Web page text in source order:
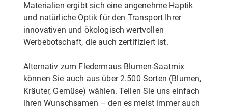
Materialien ergibt sich eine angenehme Haptik
und natürliche Optik für den Transport Ihrer
innovativen und ökologisch wertvollen
Werbebotschaft, die auch zertifiziert ist.
Alternativ zum Fledermaus Blumen-Saatmix
können Sie auch aus über 2.500 Sorten (Blumen,
Kräuter, Gemüse) wählen. Teilen Sie uns einfach
ihren Wunschsamen – den es meist immer auch